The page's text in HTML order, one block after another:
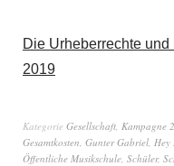
Die Urheberrechte
2019
Kategorie Gesellschaft, Kampagne
Gesamtkosten, Gunter Gabriel, Hey
Öffentliche Musikschule, Schüler,